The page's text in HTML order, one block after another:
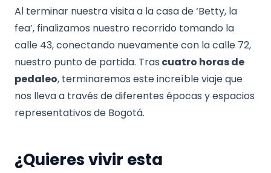
Al terminar nuestra visita a la casa de ‘Betty, la
fea’, finalizamos nuestro recorrido tomando la
calle 43, conectando nuevamente con la calle 72,
nuestro punto de partida. Tras cuatro horas de
pedaleo, terminaremos este increíble viaje que
nos lleva a través de diferentes épocas y espacios
representativos de Bogotá.
¿Quieres vivir esta